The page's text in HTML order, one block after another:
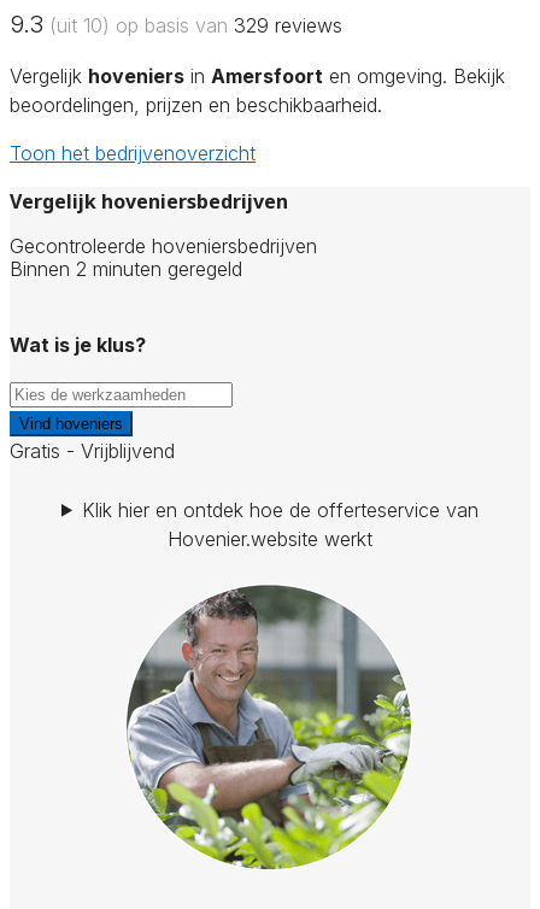
9.3 (uit 10) op basis van 329 reviews
Vergelijk hoveniers in Amersfoort en omgeving. Bekijk
beoordelingen, prijzen en beschikbaarheid.
Toon het bedrijvenoverzicht
Vergelijk hoveniersbedrijven
Gecontroleerde hoveniersbedrijven
Binnen 2 minuten geregeld
Wat is je klus?
Vind hoveniers
Gratis - Vrijblijvend
Klik hier en ontdek hoe de offerteservice van
Hovenier.website werkt